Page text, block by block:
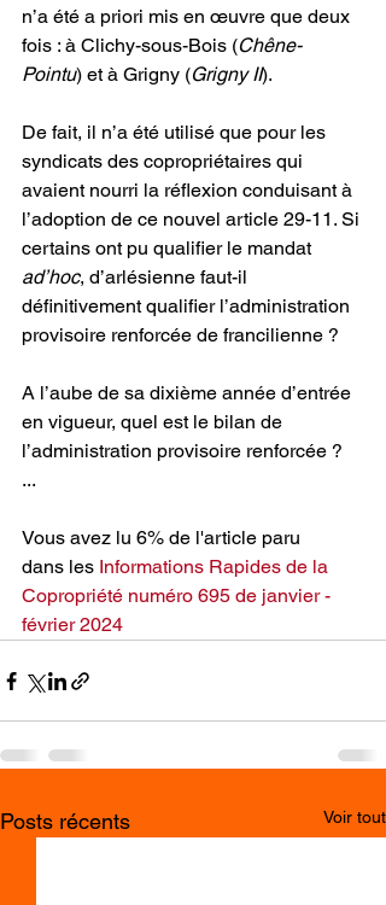
n’a été a priori mis en œuvre que deux
fois : à Clichy-sous-Bois (Chêne-
Pointu) et à Grigny (Grigny II).
De fait, il n’a été utilisé que pour les
syndicats des copropriétaires qui
avaient nourri la réflexion conduisant à
l’adoption de ce nouvel article 29-11. Si
certains ont pu qualifier le mandat
ad’hoc, d’arlésienne faut-il
définitivement qualifier l’administration
provisoire renforcée de francilienne ?
A l’aube de sa dixième année d’entrée
en vigueur, quel est le bilan de
l’administration provisoire renforcée ?
...
Vous avez lu 6% de l'article paru
dans les Informations Rapides de la
Copropriété numéro 695 de janvier -
février 2024
Posts récents Voir tout